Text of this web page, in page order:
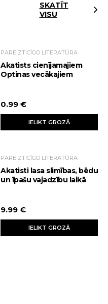
SKATĪT
VISU
PAREIZTICĪGO LITERATŪRA
Akatists cienījamajiem
Optinas vecākajiem
0.99 €
IELIKT GROZĀ
PAREIZTICĪGO LITERATŪRA
Akatisti lasa slimības, bēdu
un īpašu vajadzību laikā
9.99 €
IELIKT GROZĀ